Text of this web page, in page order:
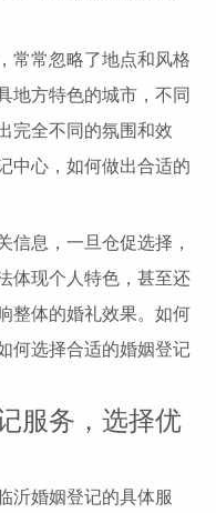
常常忽略了地点和风格
地方特色的城市，不同
完全不同的氛围和效
中心，如何做出合适的
信息，一旦仓促选择，
体现个人特色，甚至还
整体的婚礼效果。如何
何选择合适的婚姻登记
服务，选择优
沂婚姻登记的具体服